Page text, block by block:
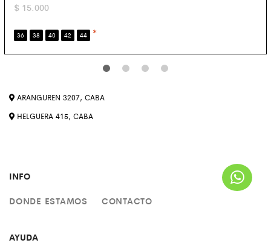
$ 15.000
36 38 40 42 44 *
ARANGUREN 3207, CABA
HELGUERA 415, CABA
INFO
DONDE ESTAMOS CONTACTO
AYUDA